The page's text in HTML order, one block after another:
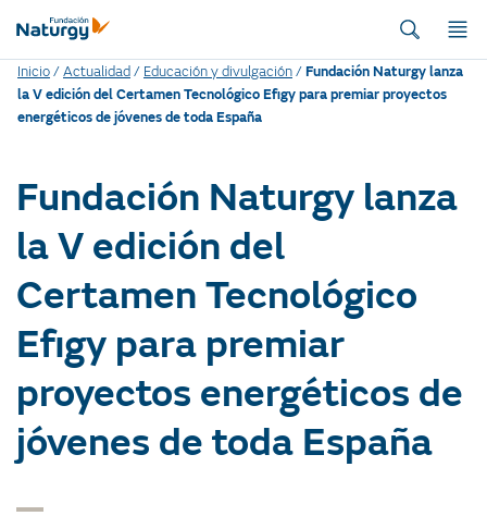
Inicio/Actualidad / Educación y divulgación/Fundación Naturgy lanza
la V edición del Certamen Tecnológico Efigy para premiar proyectos
energéticos de jóvenes de toda España
Fundación Naturgy lanza
la V edición del
Certamen Tecnológico
Efigy para premiar
proyectos energéticos de
jóvenes de toda España